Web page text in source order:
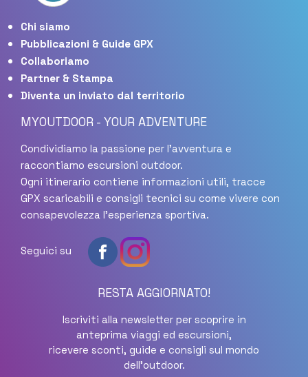
Chi siamo
Pubblicazioni & Guide GPX
Collaboriamo
Partner & Stampa
Diventa un inviato dal territorio
MYOUTDOOR - YOUR ADVENTURE
Condividiamo la passione per l'avventura e
raccontiamo escursioni outdoor.
Ogni itinerario contiene informazioni utili, tracce
GPX scaricabili e consigli tecnici su come vivere con
consapevolezza l'esperienza sportiva.
Seguici su
RESTA AGGIORNATO!
Iscriviti alla newsletter per scoprire in
anteprima viaggi ed escursioni,
ricevere sconti, guide e consigli sul mondo
dell'outdoor.